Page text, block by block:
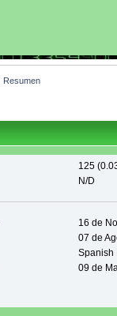
Resumen
125
N/D
16 de
07 de
Spanish
09 de